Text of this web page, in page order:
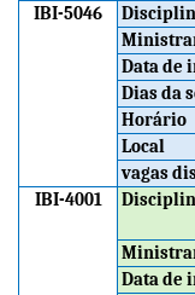
IBI-5046
Data de
Dias da
Horário
Local
vagas
IBI-4001
Data de